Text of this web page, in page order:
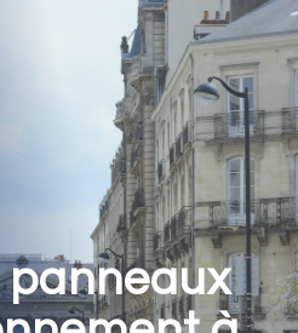
panneaux